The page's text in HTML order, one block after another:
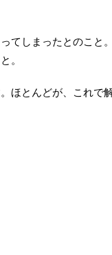
てしまったとのこと。
。
ほとんどが、これで